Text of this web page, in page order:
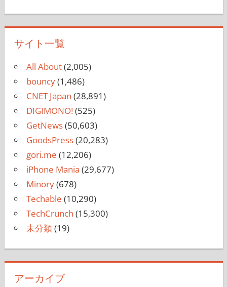
サイト一覧
All About(2,005)
bouncy(1,486)
CNET Japan (28,891)
DIGIMONO!(525)
GetNews(50,603)
GoodsPress(20,283)
gori.me (12,206)
iPhone Mania (29,677)
Minory(678)
Techable (10,290)
TechCrunch (15,300)
未分類(19)
アーカイブ